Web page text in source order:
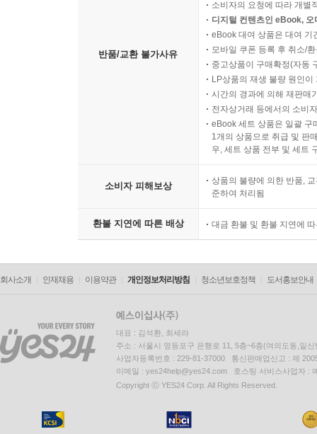
반품/교환 불가사유
소비자의 요청에 따라 개별
디지털 컨텐츠인 eBook,
eBook 대여 상품은 대여 기
모바일 쿠폰 등록 후 취소/
중고상품이 구매확정(자동
LP상품의 재생 불량 원인
시간의 경과에 의해 재판매
전자상거래 등에서의 소비
eBook 세트 상품은 일괄 구
1개의 상품으로 취급 및 판
우, 세트 상품 전부 및 세트
소비자 피해보상
상품의 불량에 의한 반품,
준하여 처리됨
환불 지연에 따른 배상 대금 환불 및 환불 지연에
회사소개 인재채용 이용약관 개인정보처리방침 청소년보호정책 도서홍보안내
대표 : 김석환, 최세라
주소 : 서울시 영등포구 은행로 11, 5층~6층(여의도동,일신
사업자등록번호 : 229-81-37000 통신판매업신고 : 제
이메일 : yes24help@yes24.com 호스팅 서비스사업자 :
Copyright ⓒ YES24 Corp. All Rights Reserved.